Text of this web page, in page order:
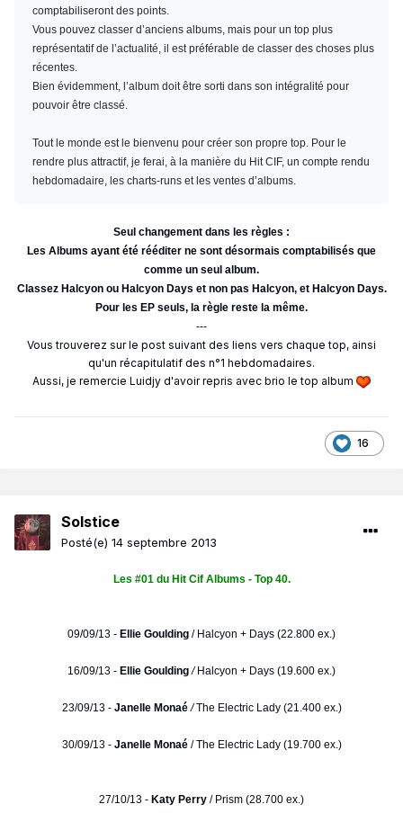
comptabiliseront des points.
Vous pouvez classer d’anciens albums, mais pour un top plus
représentatif de l’actualité, il est préférable de classer des choses plus
récentes.
Bien évidemment, l’album doit être sorti dans son intégralité pour
pouvoir être classé.
Tout le monde est le bienvenu pour créer son propre top. Pour le
rendre plus attractif, je ferai, à la manière du Hit CIF, un compte rendu
hebdomadaire, les charts-runs et les ventes d’albums.
Seul changement dans les règles :
Les Albums ayant été rééditer ne sont désormais comptabilisés que
comme un seul album.
Classez Halcyon ou Halcyon Days et non pas Halcyon, et Halcyon Days.
Pour les EP seuls, la règle reste la même.
---
Vous trouverez sur le post suivant des liens vers chaque top, ainsi
qu'un récapitulatif des n°1 hebdomadaires.
Aussi, je remercie Luidjy d'avoir repris avec brio le top album
16
Solstice
Posté(e) 14 septembre 2013
Les #01 du Hit Cif Albums - Top 40.
09/09/13 - Ellie Goulding / Halcyon + Days (22.800 ex.)
16/09/13 - Ellie Goulding /Halcyon + Days (19.600 ex.)
23/09/13 - Janelle Monaé /The Electric Lady (21.400 ex.)
30/09/13 - Janelle Monaé/ The Electric Lady (19.700 ex.)
27/10/13 - Katy Perry / Prism (28.700 ex.)